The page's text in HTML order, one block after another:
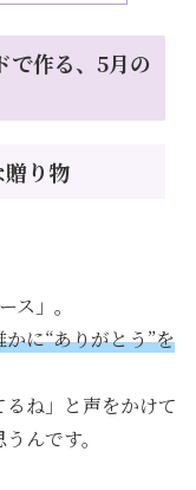
で作る、5月の
り物
」。
かに“ありがとう”を
るね」と声をかけて
んです。